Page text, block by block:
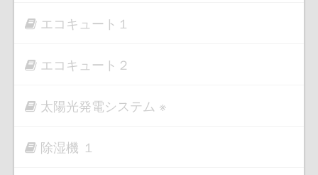
エコキュート１
エコキュート２
太陽光発電システム ※
除湿機 １